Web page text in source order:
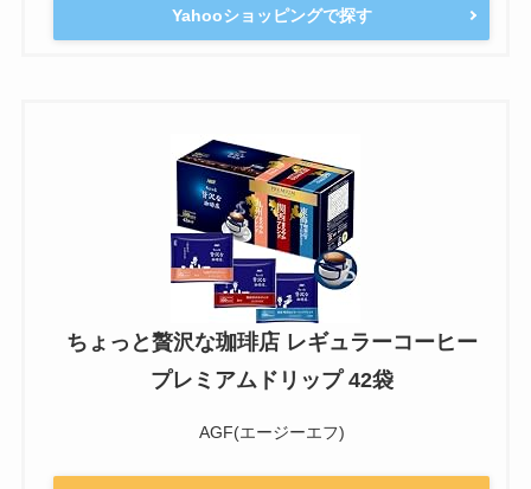
Yahooショッピングで探す
ちょっと贅沢な珈琲店 レギュラーコーヒー
プレミアムドリップ 42袋
AGF(エージーエフ)